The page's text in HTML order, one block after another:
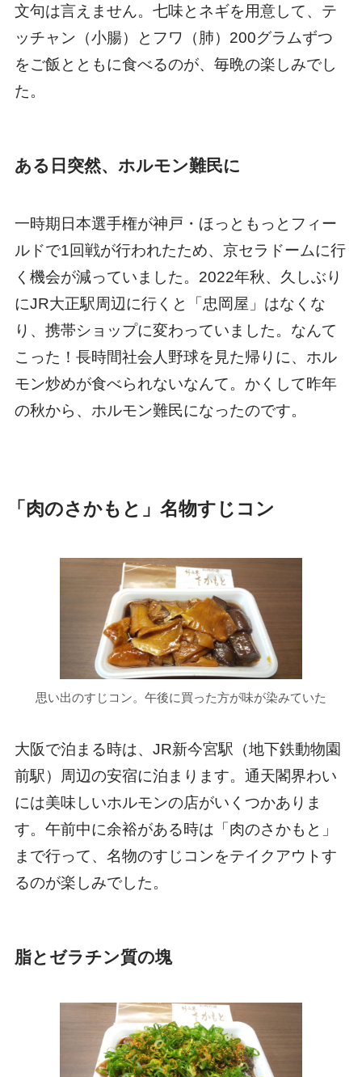
文句は言えません。七味とネギを用意して、テ
ッチャン（小腸）とフワ（肺）200グラムずつ
をご飯とともに食べるのが、毎晩の楽しみでし
た。
ある日突然、ホルモン難民に
一時期日本選手権が神戸・ほっともっとフィー
ルドで1回戦が行われたため、京セラドームに行
く機会が減っていました。2022年秋、久しぶり
にJR大正駅周辺に行くと「忠岡屋」はなくな
り、携帯ショップに変わっていました。なんて
こった！長時間社会人野球を見た帰りに、ホル
モン炒めが食べられないなんて。かくして昨年
の秋から、ホルモン難民になったのです。
「肉のさかもと」名物すじコン
思い出のすじコン。午後に買った方が味が染みていた
大阪で泊まる時は、JR新今宮駅（地下鉄動物園
前駅）周辺の安宿に泊まります。通天閣界わい
には美味しいホルモンの店がいくつかありま
す。午前中に余裕がある時は「肉のさかもと」
まで行って、名物のすじコンをテイクアウトす
るのが楽しみでした。
脂とゼラチン質の塊